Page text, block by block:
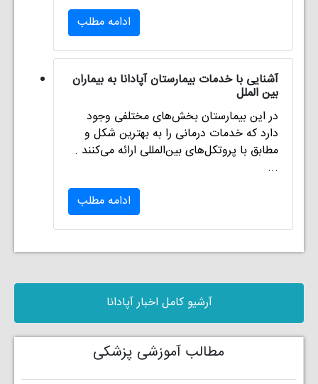
ادامه مطلب
آشنایی با خدمات بیمارستان آپادانا به بیماران
بین الملل
در این بیمارستان بخش‌های مختلفی وجود
دارد که خدمات درمانی را به بهترین شکل و
مطابق با پروتکل‌های بین‌المللی ارائه می‌کنند .
...
ادامه مطلب
آرشیو کامل اخبار آپادانا
مطالب آموزشی پزشکی